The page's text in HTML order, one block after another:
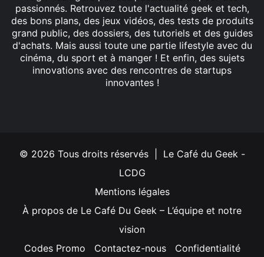
passionnés. Retrouvez toute l'actualité geek et tech,
des bons plans, des jeux vidéos, des tests de produits
grand public, des dossiers, des tutoriels et des guides
d'achats. Mais aussi toute une partie lifestyle avec du
cinéma, du sport et à manger ! Et enfin, des sujets
innovations avec des rencontres de startups
innovantes !
© 2026 Tous droits réservés | Le Café du Geek -
LCDG
Mentions légales
À propos de Le Café Du Geek – L’équipe et notre
vision
Codes Promo
Contactez-nous Confidentialité